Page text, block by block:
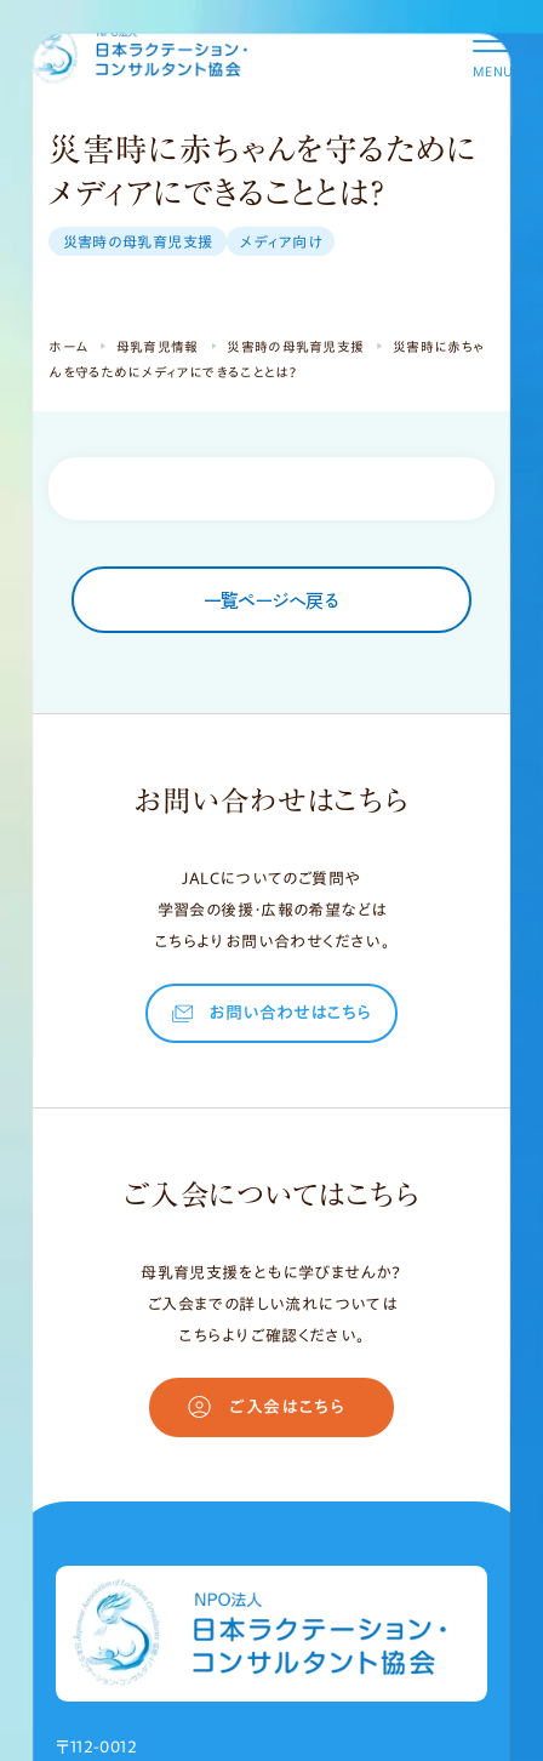
MENU
災害時に赤ちゃんを守るために
メディアにできることとは？
災害時の母乳育児支援 メディア向け
ホーム 母乳育児情報 災害時の母乳育児支援
災害時に赤ちゃ
んを守るためにメディアにできることとは？
一覧ページへ戻る
お問い合わせはこちら
JALCについてのご質問や
学習会の後援・広報の希望などは
こちらよりお問い合わせください。
お問い合わせはこちら
ご入会についてはこちら
母乳育児支援をともに学びませんか？
ご入会までの詳しい流れについては
こちらよりご確認ください。
ご入会はこちら
〒112-0012